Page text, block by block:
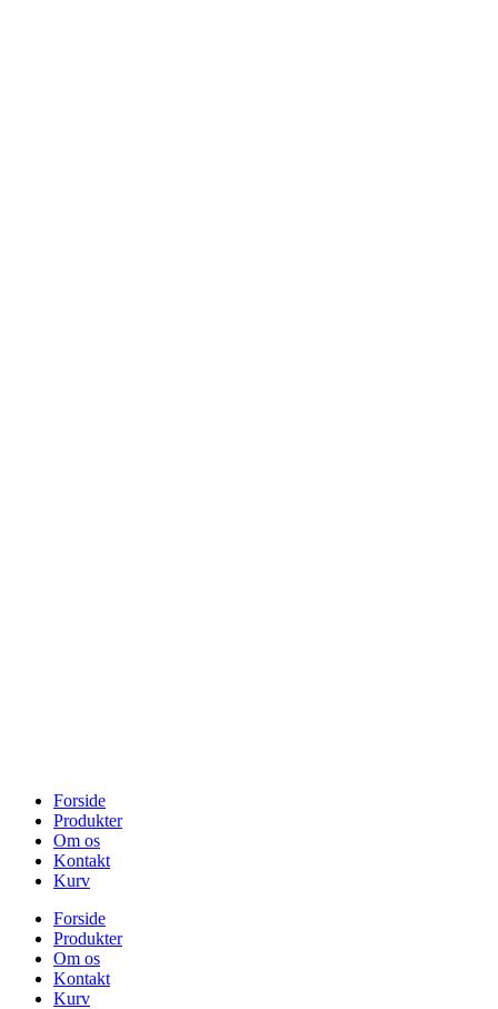
Forside
Produkter
Om os
Kontakt
Kurv
Forside
Produkter
Om os
Kontakt
Kurv